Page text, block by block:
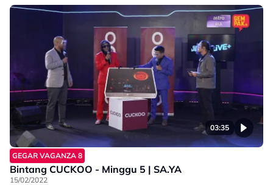
03:35
GEGAR VAGANZA 8
Bintang CUCKOO - Minggu 5 | SA.YA
15/02/2022